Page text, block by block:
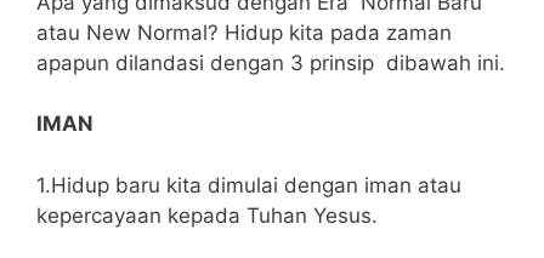
atau New Normal? Hidup kita pada zaman
apapun dilandasi dengan 3 prinsip dibawah ini.
IMAN
1.Hidup baru kita dimulai dengan iman atau
kepercayaan kepada Tuhan Yesus.